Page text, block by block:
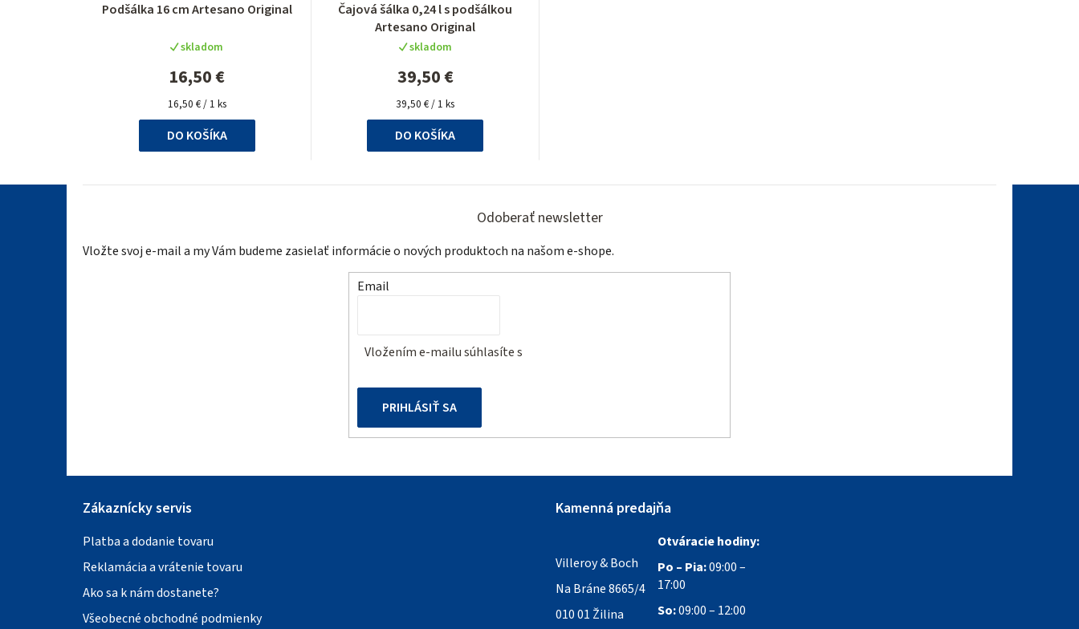
Podšálka 16 cm Artesano Original
hodnotenie
je
5,0
z
5
hviezdičiek.
skladom
16,50 €
Jednotková
cena:
16,50 € / 1 ks
DO KOŠÍKA
Čajová šálka 0,24 l s podšálkou
Artesano Original
hodnotenie
produktu
je
5,0
z
5
hviezdičiek.
skladom
39,50 €
Jednotková
cena:
39,50 € / 1 ks
DO KOŠÍKA
Odoberať newsletter
Vložte svoj e-mail a my Vám budeme zasielať informácie o nových produktoch na našom e-shope.
Email
Vložením e-mailu súhlasíte s
PRIHLÁSIŤ SA
Zákaznícky servis
Platba a dodanie tovaru
Reklamácia a vrátenie tovaru
Ako sa k nám dostanete?
Všeobecné obchodné podmienky
Kamenná predajňa
Villeroy & Boch
Na Bráne 8665/4
010 01 Žilina
Otváracie hodiny:
Po – Pia:09:00 –
17:00
So:09:00 – 12:00